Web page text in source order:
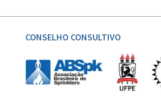
CONSELHO CONSULTIVO